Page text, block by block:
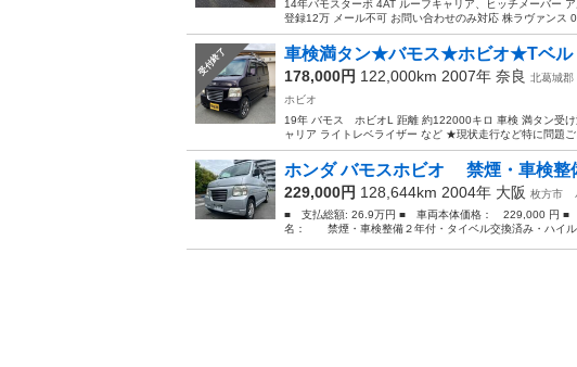
14年バモスターボ 4AT ルーフキャリア、ヒッチメーバー
登録12万 メール不可 お問い合わせのみ対応 株ラヴァンス
受付終了 車検満タン★バモス★ホビオ★Tベ
178,000円 122,000km 2007年 奈良 北葛城郡
ホビオ
19年 バモス ホビオL 距離 約122000キロ 車検 満タン受
ャリア ライトレベライザー など ★現状走行など特に問題
ホンダ バモスホビオ 禁煙・車検整
229,000円 128,644km 2004年 大阪 枚方市
■ 支払総額: 26.9万円 ■ 車両本体価格： 229,000 円
名： 禁煙・車検整備２年付・タイベル交換済み・ハイル